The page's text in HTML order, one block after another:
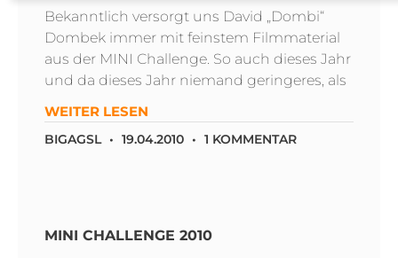
Bekanntlich versorgt uns David „Dombi“
Dombek immer mit feinstem Filmmaterial
aus der MINI Challenge. So auch dieses Jahr
und da dieses Jahr niemand geringeres, als
WEITER LESEN
BIGAGSL 19.04.2010 1 KOMMENTAR
MINI CHALLENGE 2010